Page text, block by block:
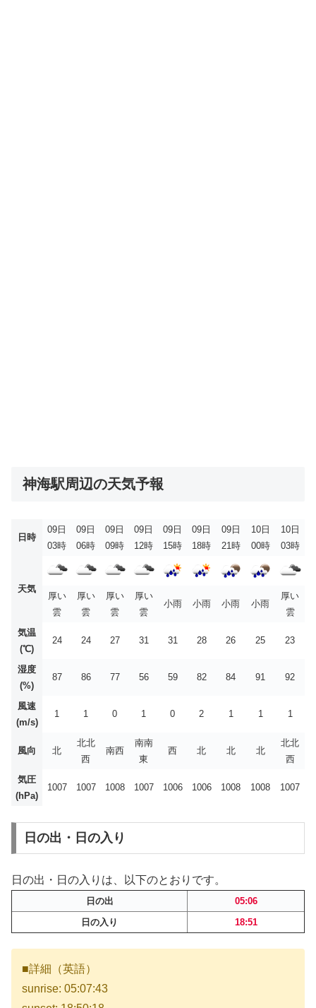
神海駅周辺の天気予報
日時
09日
03時
09日
06時
09日
09時
09日
12時
09日
15時
09日
18時
09日
21時
10日
00時
10日
03時
天気
厚い
雲
厚い
雲
厚い
雲
厚い
雲
小雨 小雨 小雨 小雨
厚い
雲
気温
(℃)
24 24 27 31 31 28 26 25 23
湿度
(%)
87 86 77 56 59 82 84 91 92
風速
(m/s)
1 1 0 1 0 2 1 1 1
風向 北
北北
西
南西
南南
東
西 北 北 北
北北
西
気圧
(hPa)
1007 1007 1008 1007 1006 1006 1008 1008 1007
日の出・日の入り
日の出・日の入りは、以下のとおりです。
日の出
05:06
日の入り
18:51
■詳細（英語）
sunrise: 05:07:43